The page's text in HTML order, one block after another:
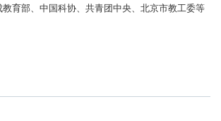
教育部、中国科协、共青团中央、北京市教工委等